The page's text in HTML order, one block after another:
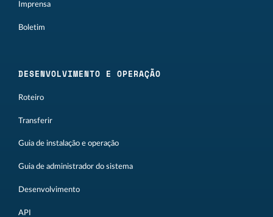
Imprensa
Boletim
DESENVOLVIMENTO E OPERAÇÃO
Roteiro
Transferir
Guia de instalação e operação
Guia de administrador do sistema
Desenvolvimento
API